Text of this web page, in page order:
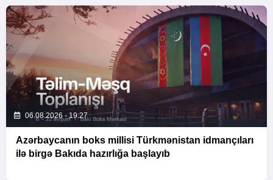
06.08.2026 - 19:27
Azərbaycanın boks millisi Türkmənistan idmançıları
ilə birgə Bakıda hazırlığa başlayıb